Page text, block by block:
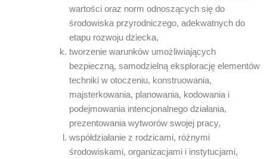
wartości oraz norm odnoszących się do
środowiska przyrodniczego, adekwatnych do
etapu rozwoju dziecka,
tworzenie warunków umożliwiających
bezpieczną, samodzielną eksplorację elementów
techniki w otoczeniu, konstruowania,
majsterkowania, planowania, kodowania i
podejmowania intencjonalnego działania,
prezentowania wytworów swojej pracy,
współdziałanie z rodzicami, różnymi
środowiskami, organizacjami i instytucjami,